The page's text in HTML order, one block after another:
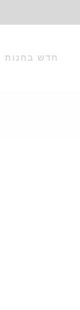
חדש בחנות